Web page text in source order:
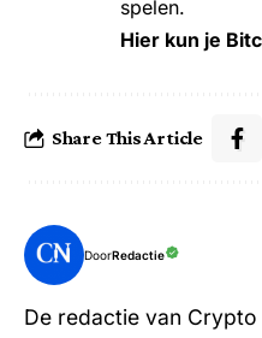
spelen.
Hier kun je
Share This Article
DoorRedactie
De redactie van